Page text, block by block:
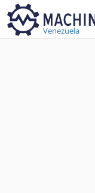
Venezuela